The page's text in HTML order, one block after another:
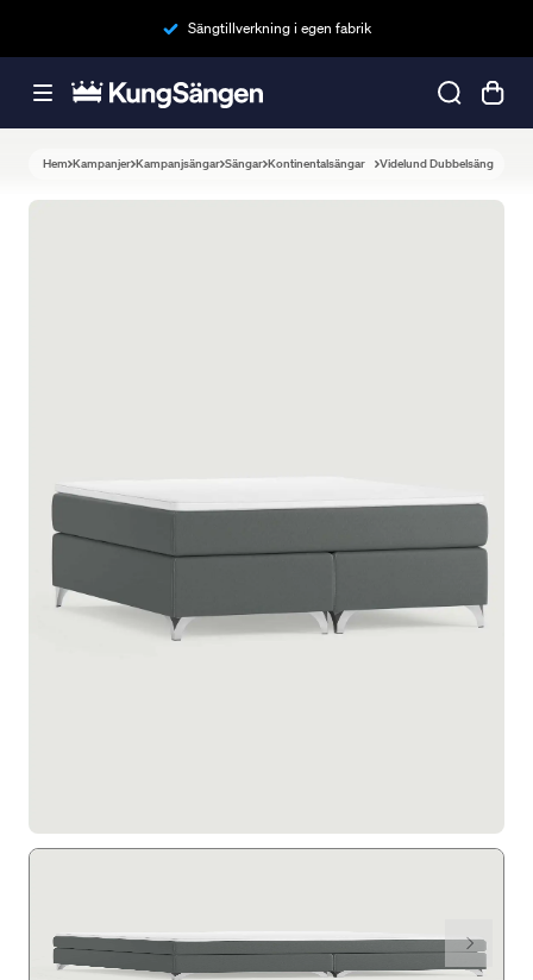
Sängtillverkning i egen fabrik
Hem Kampanjer Kampanjsängar Sängar Kontinentalsängar Videlund Dubbelsäng